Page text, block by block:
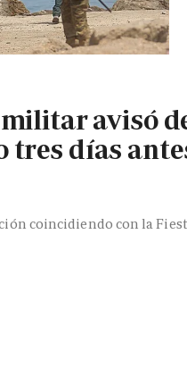
avisó
tres días
coincidiendo con la